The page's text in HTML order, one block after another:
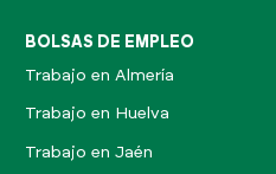
BOLSAS DE EMPLEO
Trabajo en Almería
Trabajo en Huelva
Trabajo en Jaén